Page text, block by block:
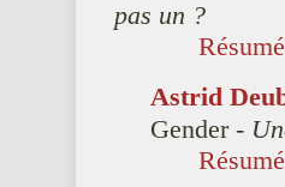
pas un ?
Résumé
Astrid
Gender -
Résumé